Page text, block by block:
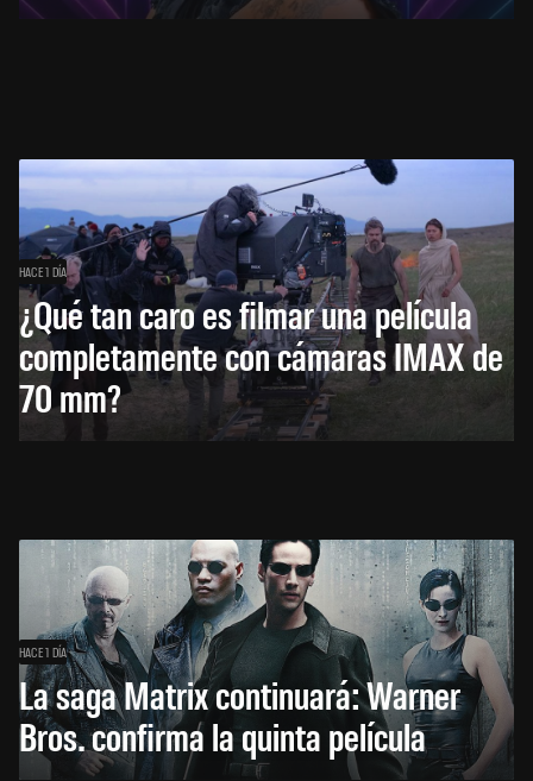
HACE 1 DÍA
¿Qué tan caro es filmar una película
completamente con cámaras IMAX de
70 mm?
HACE 1 DÍA
La saga Matrix continuará: Warner
Bros. confirma la quinta película